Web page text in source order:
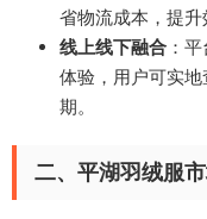
省物流成本，提升
线上线下融合 ：
体验，用户可实
期。
二、平湖羽绒服